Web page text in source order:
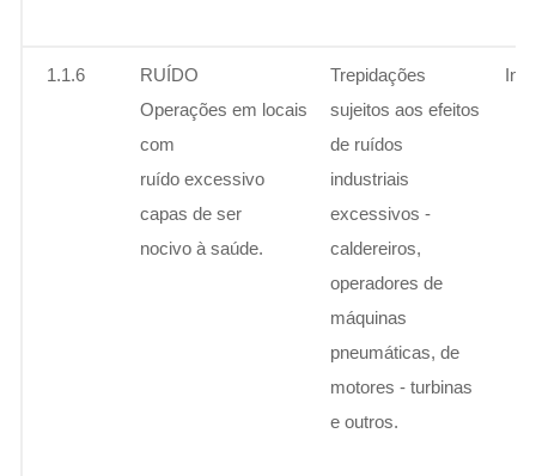
1.1.6
RUÍDO
Operações em locais
com
ruído excessivo
capas de ser
nocivo à saúde.
Trepidações
sujeitos aos efeitos
de ruídos
industriais
excessivos -
caldereiros,
operadores de
máquinas
pneumáticas, de
motores - turbinas
e outros.